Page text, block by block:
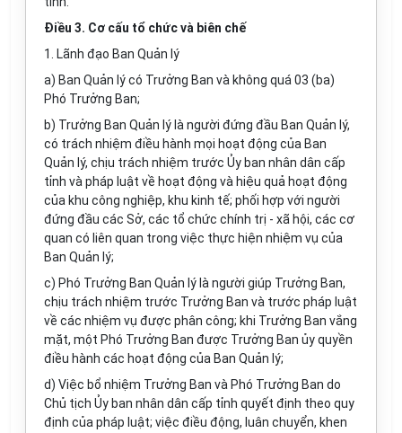
Điều 3. Cơ cấu tổ chức và biên chế
1. Lãnh đạo Ban Quản lý
a) Ban Quản lý có Trưởng Ban và không quá 03 (ba)
Phó Trưởng Ban;
b) Trưởng Ban Quản lý là người đứng đầu Ban Quản lý,
có trách nhiệm điều hành mọi hoạt động của Ban
Quản lý, chịu trách nhiệm trước Ủy ban nhân dân cấp
tỉnh và pháp luật về hoạt động và hiệu quả hoạt động
của khu công nghiệp, khu kinh tế; phối hợp với người
đứng đầu các Sở, các tổ chức chính trị - xã hội, các cơ
quan có liên quan trong việc thực hiện nhiệm vụ của
Ban Quản lý;
c) Phó Trưởng Ban Quản lý là người giúp Trưởng Ban,
chịu trách nhiệm trước Trưởng Ban và trước pháp luật
về các nhiệm vụ được phân công; khi Trưởng Ban vắng
mặt, một Phó Trưởng Ban được Trưởng Ban ủy quyền
điều hành các hoạt động của Ban Quản lý;
d) Việc bổ nhiệm Trưởng Ban và Phó Trưởng Ban do
Chủ tịch Ủy ban nhân dân cấp tỉnh quyết định theo quy
định của pháp luật; việc điều động, luân chuyển, khen